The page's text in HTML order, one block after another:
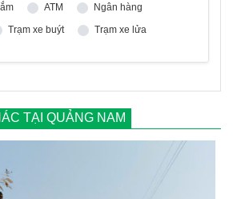
ATM
Ngân hàng
Trạm xe buýt Trạm xe lửa
TẠI QUẢNG NAM